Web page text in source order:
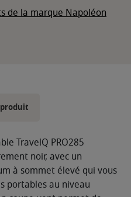
de la marque Napoléon
TravelQ PRO285
noir, avec un
à sommet élevé qui vous
portables au niveau